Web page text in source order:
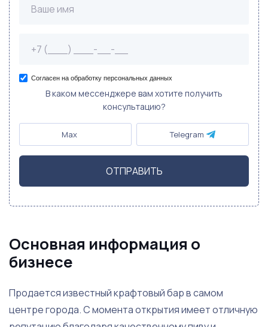
Согласен на обработку персональных данных
В каком мессенджере вам хотите получить
консультацию?
Max Telegram
ОТПРАВИТЬ
Основная информация о
бизнесе
Продается известный крафтовый бар в самом
центре города. С момента открытия имеет отличную